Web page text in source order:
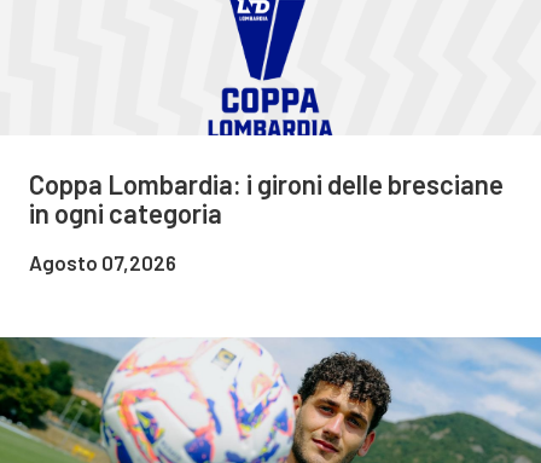
Coppa Lombardia: i gironi delle bresciane
in ogni categoria
Agosto 07,2026